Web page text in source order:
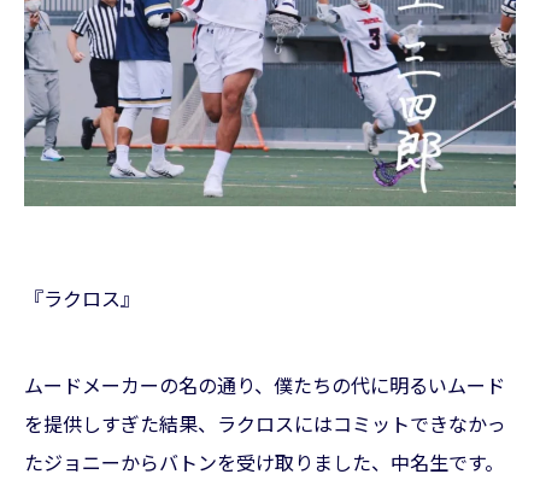
『ラクロス』
ムードメーカーの名の通り、僕たちの代に明るいムード
を提供しすぎた結果、ラクロスにはコミットできなかっ
たジョニーからバトンを受け取りました、中名生です。